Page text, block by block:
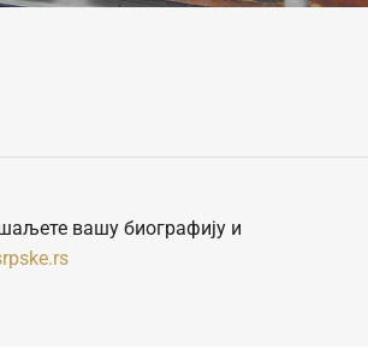
вашу биографију и